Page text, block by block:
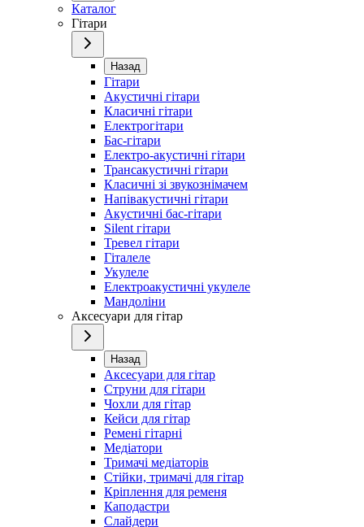
Каталог
Гітари
Назад
Гітари
Акустичні гітари
Класичні гітари
Електрогітари
Бас-гітари
Електро-акустичні гітари
Трансакустичні гітари
Класичні зі звукознімачем
Напівакустичні гітари
Акустичні бас-гітари
Silent гітари
Тревел гітари
Гіталеле
Укулеле
Електроакустичні укулеле
Мандоліни
Аксесуари для гітар
Назад
Аксесуари для гітар
Струни для гітари
Чохли для гітар
Кейси для гітар
Ремені гітарні
Медіатори
Тримачі медіаторів
Стійки, тримачі для гітар
Кріплення для ременя
Каподастри
Слайдери